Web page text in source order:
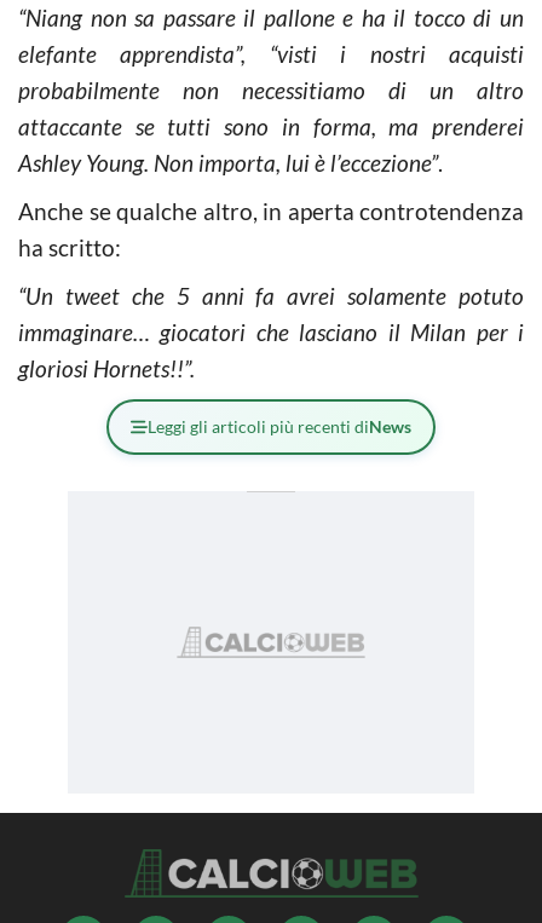
“Niang non sa passare il pallone e ha il tocco di un
elefante apprendista”, “visti i nostri acquisti
probabilmente non necessitiamo di un altro
attaccante se tutti sono in forma, ma prenderei
Ashley Young. Non importa, lui è l’eccezione”.
Anche se qualche altro, in aperta controtendenza
ha scritto:
“Un tweet che 5 anni fa avrei solamente potuto
immaginare… giocatori che lasciano il Milan per i
gloriosi Hornets!!”.
Leggi gli articoli più recenti diNews